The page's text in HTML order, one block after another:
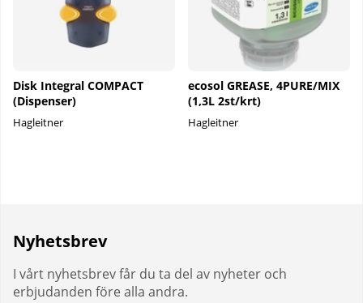
Disk Integral COMPACT
(Dispenser)
Hagleitner
ecosol GREASE, 4PURE/MIX
(1,3L 2st/krt)
Hagleitner
Nyhetsbrev
I vårt nyhetsbrev får du ta del av nyheter och
erbjudanden före alla andra.